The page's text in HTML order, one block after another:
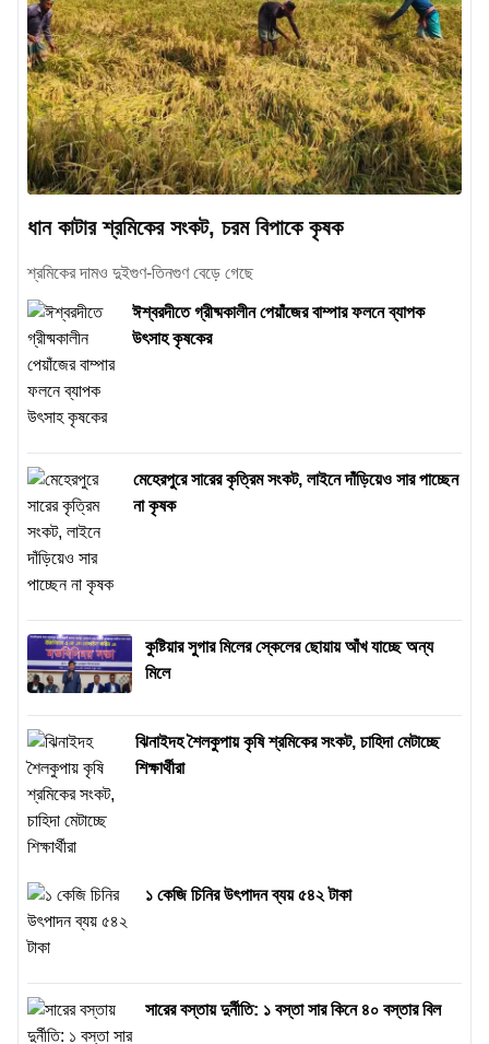
ধান কাটার শ্রমিকের সংকট, চরম বিপাকে কৃষক
শ্রমিকের দামও দুইগুণ-তিনগুণ বেড়ে গেছে
ঈশ্বরদীতে গ্রীষ্মকালীন পেয়াঁজের বাম্পার ফলনে ব্যাপক
উৎসাহ কৃষকের
মেহেরপুরে সারের কৃত্রিম সংকট, লাইনে দাঁড়িয়েও সার পাচ্ছেন
না কৃষক
কুষ্টিয়ার সুগার মিলের স্কেলের ছোয়ায় আঁখ যাচ্ছে অন্য
মিলে
ঝিনাইদহ শৈলকুপায় কৃষি শ্রমিকের সংকট, চাহিদা মেটাচ্ছে
শিক্ষার্থীরা
১ কেজি চিনির উৎপাদন ব্যয় ৫৪২ টাকা
সারের বস্তায় দুর্নীতি: ১ বস্তা সার কিনে ৪০ বস্তার বিল